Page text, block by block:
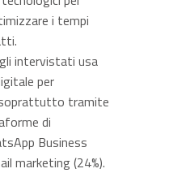
i tempi
intervistati usa
per
soprattutto tramite
di
Business
marketing (24%).